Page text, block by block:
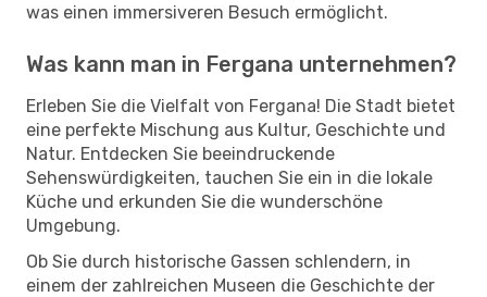
was einen immersiveren Besuch ermöglicht.
Was kann man in Fergana unternehmen?
Erleben Sie die Vielfalt von Fergana! Die Stadt bietet
eine perfekte Mischung aus Kultur, Geschichte und
Natur. Entdecken Sie beeindruckende
Sehenswürdigkeiten, tauchen Sie ein in die lokale
Küche und erkunden Sie die wunderschöne
Umgebung.
Ob Sie durch historische Gassen schlendern, in
einem der zahlreichen Museen die Geschichte der